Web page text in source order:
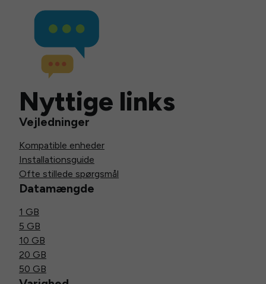
Nyttige links
Vejledninger
Kompatible enheder
Installationsguide
Ofte stillede spørgsmål
Datamængde
1 GB
5 GB
10 GB
20 GB
50 GB